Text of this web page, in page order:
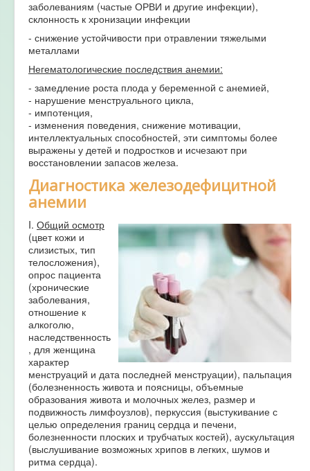
заболеваниям (частые ОРВИ и другие инфекции),
склонность к хронизации инфекции
- снижение устойчивости при отравлении тяжелыми
металлами
Негематологические последствия анемии:
- замедление роста плода у беременной с анемией,
- нарушение менструального цикла,
- импотенция,
- изменения поведения, снижение мотивации,
интеллектуальных способностей, эти симптомы более
выражены у детей и подростков и исчезают при
восстановлении запасов железа.
Диагностика железодефицитной
анемии
I. Общий осмотр
(цвет кожи и
слизистых, тип
телосложения),
опрос пациента
(хронические
заболевания,
отношение к
алкоголю,
наследственность
, для женщина
характер
менструаций и дата последней менструации), пальпация
(болезненность живота и поясницы, объемные
образования живота и молочных желез, размер и
подвижность лимфоузлов), перкуссия (выстукивание с
целью определения границ сердца и печени,
болезненности плоских и трубчатых костей), аускультация
(выслушивание возможных хрипов в легких, шумов и
ритма сердца).